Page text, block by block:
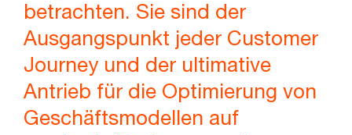
betrachten. Sie sind der
Ausgangspunkt jeder Customer
Journey und der ultimative
Antrieb für die Optimierung von
Geschäftsmodellen auf